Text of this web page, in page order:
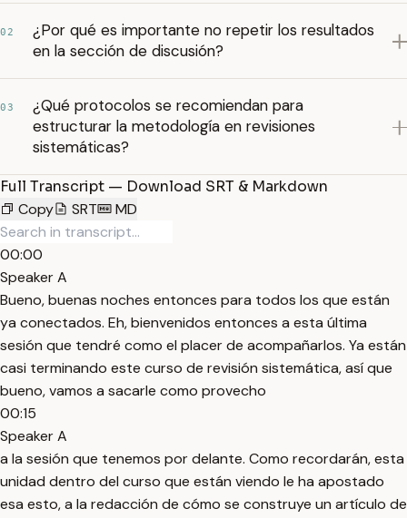
02
¿Por qué es importante no repetir los resultados
en la sección de discusión?
03
¿Qué protocolos se recomiendan para
estructurar la metodología en revisiones
sistemáticas?
Full Transcript — Download SRT & Markdown
Copy
SRT MD
00:00
Speaker A
Bueno, buenas noches entonces para todos los que están
ya conectados. Eh, bienvenidos entonces a esta última
sesión que tendré como el placer de acompañarlos. Ya están
casi terminando este curso de revisión sistemática, así que
bueno, vamos a sacarle como provecho
00:15
Speaker A
a la sesión que tenemos por delante. Como recordarán, esta
unidad dentro del curso que están viendo le ha apostado
esa esto, a la redacción de cómo se construye un artículo de